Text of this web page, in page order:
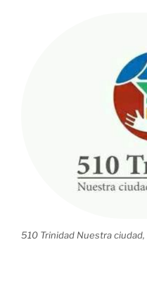
de
la
510 Trinidad Nuestra